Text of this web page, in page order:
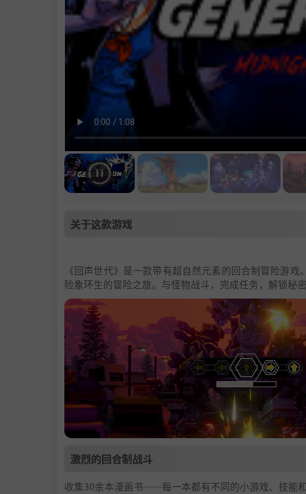
关于这款游戏
《回声世代》是一款带有超自然元素的回合制冒险游
险象环生的冒险之旅。与怪物战斗，完成任务，解锁秘
激烈的回合制战斗
收集30余本漫画书——每一本都有不同的小游戏、技能